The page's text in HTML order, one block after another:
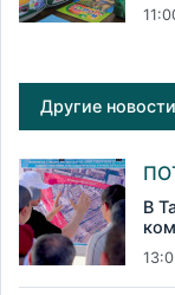
Другие новости
В